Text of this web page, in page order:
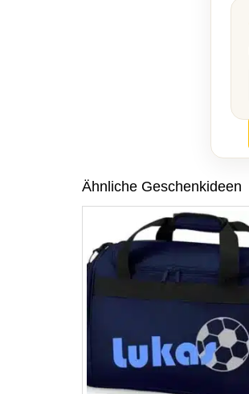
Ähnliche Geschenkideen